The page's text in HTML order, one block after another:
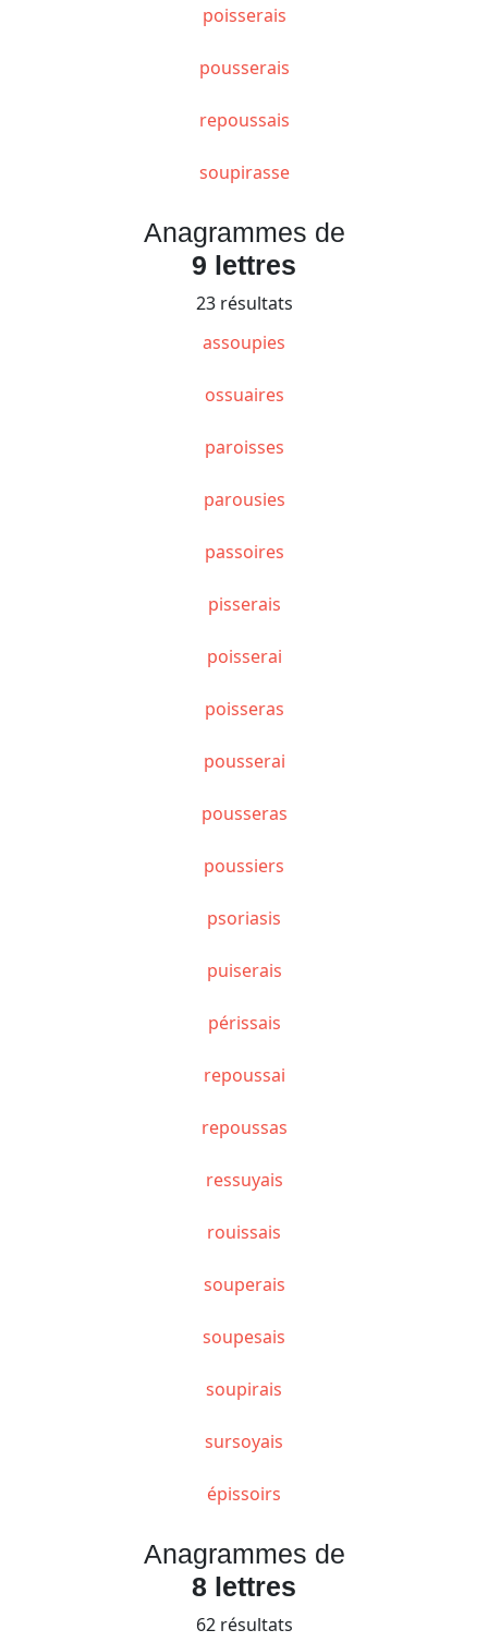
poisserais
pousserais
repoussais
soupirasse
Anagrammes de
9 lettres
23 résultats
assoupies
ossuaires
paroisses
parousies
passoires
pisserais
poisserai
poisseras
pousserai
pousseras
poussiers
psoriasis
puiserais
périssais
repoussai
repoussas
ressuyais
rouissais
souperais
soupesais
soupirais
sursoyais
épissoirs
Anagrammes de
8 lettres
62 résultats